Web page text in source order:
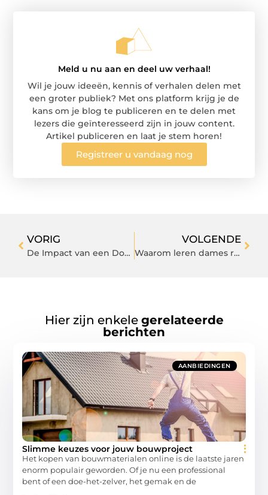
Meld u nu aan en deel uw verhaal!
Wil je jouw ideeën, kennis of verhalen delen met
een groter publiek? Met ons platform krijg je de
kans om je blog te publiceren en te delen met
lezers die geïnteresseerd zijn in jouw content.
Artikel publiceren en laat je stem horen!
Registreer u vandaag nog
VORIG
De Impact van een Downpipe op Maat op Prestaties, Geluid en Rijstijl
VOLGENDE
Waarom leren dames riemen een stijlvolle toevoeging zijn
Hier zijn enkele gerelateerde
berichten
AANBIEDINGEN
Slimme keuzes voor jouw bouwproject
Het kopen van bouwmaterialen online is de laatste jaren
enorm populair geworden. Of je nu een professional
bent of een doe-het-zelver, het gemak en de